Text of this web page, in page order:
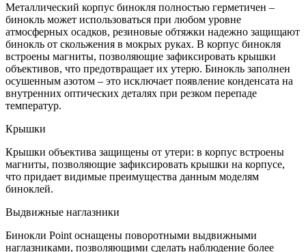
Металлический корпус бинокля полностью герметичен –
бинокль может использоваться при любом уровне
атмосферных осадков, резиновые обтяжки надежно защищают
бинокль от скольжения в мокрых руках. В корпус бинокля
встроены магниты, позволяющие зафиксировать крышки
объективов, что предотвращает их утерю. Бинокль заполнен
осушенным азотом – это исключает появление конденсата на
внутренних оптических деталях при резком перепаде
температур.
Крышки
Крышки объектива защищены от утери: в корпус встроены
магниты, позволяющие зафиксировать крышки на корпусе,
что придает видимые преимущества данным моделям
биноклей.
Выдвижные наглазники
Бинокли Point оснащены поворотными выдвижными
наглазниками, позволяющими сделать наблюдение более